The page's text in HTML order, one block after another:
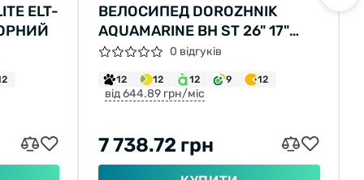
ELT-
ВЕЛОСИПЕД DOROZHNIK
AQUAMARINE BH ST 26" 17"
СИНІЙ 20250 відгуків
12 12 12 9 12
від 644.89 грн/міс
7 738.72 грн